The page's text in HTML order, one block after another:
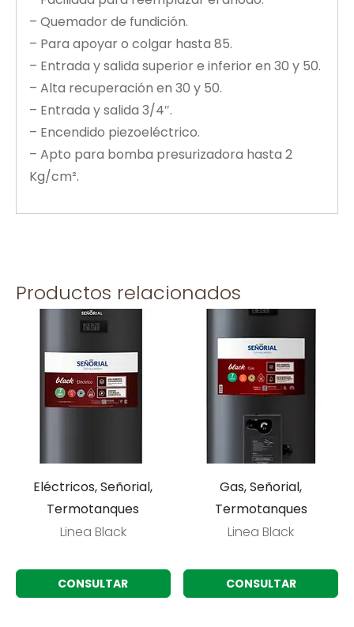
– Quemador de fundición.
– Para apoyar o colgar hasta 85.
– Entrada y salida superior e inferior en 30 y 50.
– Alta recuperación en 30 y 50.
– Entrada y salida 3/4″.
– Encendido piezoeléctrico.
– Apto para bomba presurizadora hasta 2
Kg/cm².
Productos relacionados
Eléctricos, Señorial,
Termotanques
Linea Black
CONSULTAR
Gas, Señorial,
Termotanques
Linea Black
CONSULTAR